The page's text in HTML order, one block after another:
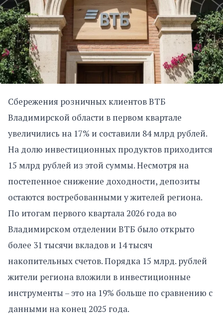
Сбережения розничных клиентов ВТБ
Владимирской области в первом квартале
увеличились на 17% и составили 84 млрд рублей.
На долю инвестиционных продуктов приходится
15 млрд рублей из этой суммы. Несмотря на
постепенное снижение доходности, депозиты
остаются востребованными у жителей региона.
По итогам первого квартала 2026 года во
Владимирском отделении ВТБ было открыто
более 31 тысячи вкладов и 14 тысяч
накопительных счетов. Порядка 15 млрд. рублей
жители региона вложили в инвестиционные
инструменты – это на 19% больше по сравнению с
данными на конец 2025 года.